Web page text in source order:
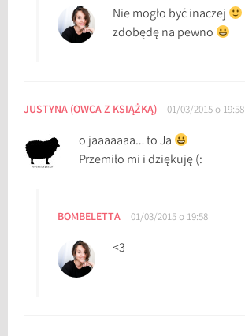
Nie mogło być inaczej
zdobędę na pewno
JUSTYNA (OWCA Z KSIĄŻKĄ) 01/03/2015 o 19:58
o jaaaaaaa… to Ja
Przemiło mi i dziękuję (:
BOMBELETTA 01/03/2015 o 19:58
<3